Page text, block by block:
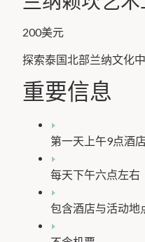
200美元
探索泰国北部兰纳文化
重要信息
第一天上午9点酒
每天下午六点左右
包含酒店与活动地